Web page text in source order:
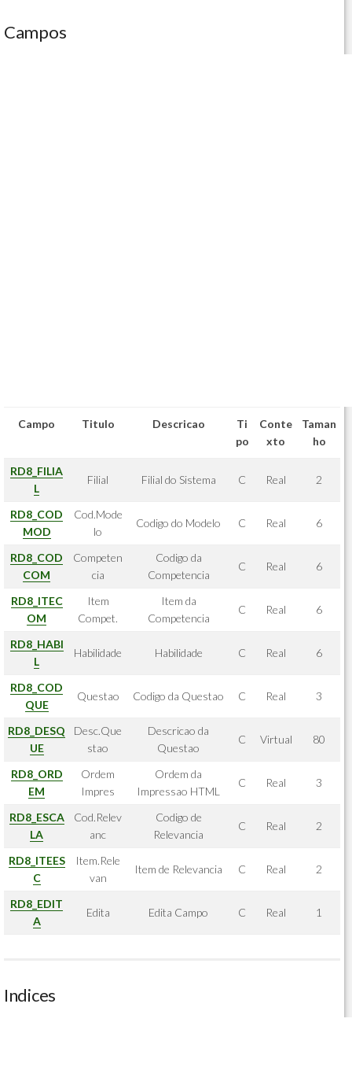
Campos
Campo Titulo Descricao
Ti
po
Conte
xto
Taman
ho
RD8_FILIA
L
Filial Filial do Sistema C Real 2
RD8_COD
MOD
Cod.Mode
lo
Codigo do Modelo C Real 6
RD8_COD
COM
Competen
cia
Codigo da
Competencia
C Real 6
RD8_ITEC
OM
Item
Compet.
Item da
Competencia
C Real 6
RD8_HABI
L
Habilidade Habilidade C Real 6
RD8_COD
QUE
Questao Codigo da Questao C Real 3
RD8_DESQ
UE
Desc.Que
stao
Descricao da
Questao
C Virtual 80
RD8_ORD
EM
Ordem
Impres
Ordem da
Impressao HTML
C Real 3
RD8_ESCA
LA
Cod.Relev
anc
Codigo de
Relevancia
C Real 2
RD8_ITEES
C
Item.Rele
van
Item de Relevancia C Real 2
RD8_EDIT
A
Edita Edita Campo C Real 1
Indices